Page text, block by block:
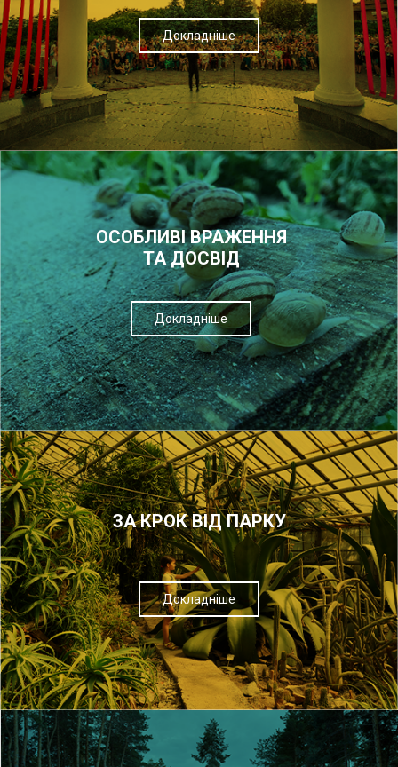
Докладніше
ОСОБЛИВІ ВРАЖЕННЯ
ТА ДОСВІД
Докладніше
ЗА КРОК ВІД ПАРКУ
Докладніше